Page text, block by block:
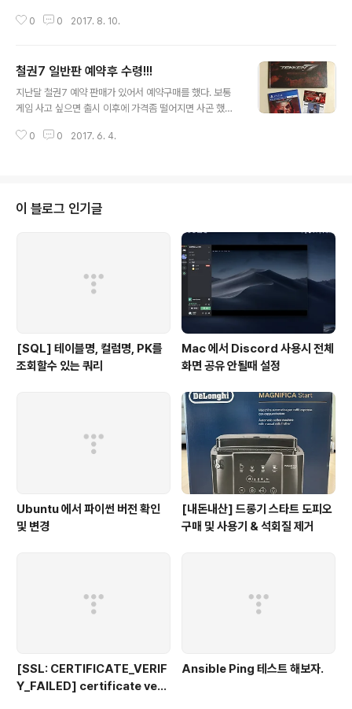
다. 특히 PC방 새로 오픈하는 곳은 당일 무료로 게임을 할
했던 버전이 최근에 무료로 풀려서 한번 해봤는데 그래픽
이 정말 한숨이 나올정도였다. 어렸을때 게임할때는 전혀
몰랐었는데 지금에서 보니 유닛의 그래픽이 현저히 떨어졌
채울수도 없었다. 그랬던 것을 블리자드가 왠일로 리마스
0 0 2017. 8. 10.
철권7 일반판 예약후 수령!!!
지난달 철권7 예약 판매가 있어서 예약구매를 했다. 보통
게임 사고 싶으면 출시 이후에 가격좀 떨어지면 사곤 했는
매를 했다. 그리고 잠시 잊고 있다가 6월 1일 출시후 바로
구매를 하게된 가장 큰 이유가 저 커맨드 북이었다. 커맨드
북이 저정도 퀄리티이면 이건 예약구매 필수다라는 생각을
바로 했다. 타이틀과 콜렉터즈 카드이다. 타이틀이야 다른
게임과 동일하고 콜렉터즈 카드야 플라스틱 카드 정도이
다. 난 이것때문에 예판을 구매한게 아니니깐. 자, 바로 이
거다. 커맨드북. 거의 이건 커..
0 0 2017. 6. 4.
이 블로그 인기글
[SQL] 테이블명, 컬럼명, PK를
조회할수 있는 쿼리
Mac 에서 Discord 사용시 전체
화면 공유 안될때 설정
Ubuntu 에서 파이썬 버전 확인
및 변경
[내돈내산] 드롱기 스타트 도피오
구매 및 사용기 & 석회질 제거
[SSL: CERTIFICATE_VERIF
Y_FAILED] certificate veri
Ansible Ping 테스트 해보자.